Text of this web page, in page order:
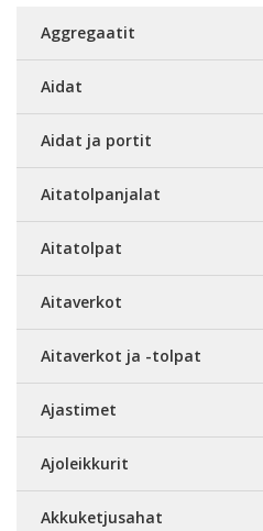
Aggregaatit
Aidat
Aidat ja portit
Aitatolpanjalat
Aitatolpat
Aitaverkot
Aitaverkot ja -tolpat
Ajastimet
Ajoleikkurit
Akkuketjusahat